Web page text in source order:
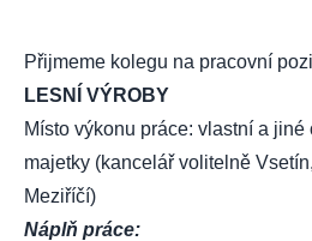
Přijmeme kolegu na
LESNÍ VÝROBY
Místo výkonu práce: vlastní a
majetky (kancelář volitelně
Meziříčí)
Náplň práce: